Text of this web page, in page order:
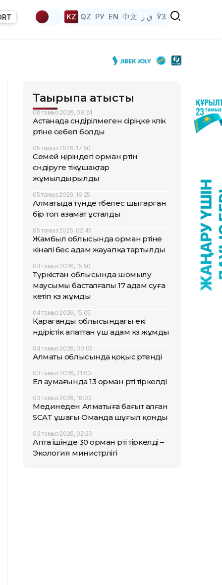
KZ QZ РУ EN 中文 ق ز ЎЗ
Тақырыпқа қатысты
06 тамыз 2026, 09:24
Астанада сөндірілмеген сіріңке көлік
өртіне себеп болды
05 тамыз 2026, 17:50
Семей өңіріндегі орман өртін
сөндіруге тікұшақтар
жұмылдырылды
05 тамыз 2026, 16:25
Алматыда түнде төбелес шығарған
бір топ азамат ұсталды
05 тамыз 2026, 02:45
Жамбыл облысында орман өртіне
кінәлі бес адам жауапқа тартылды
04 тамыз 2026, 15:50
Түркістан облысында шомылу
маусымы басталғалы 17 адам суға
кетіп көз жұмды
04 тамыз 2026, 15:05
Қарағанды облысындағы екі
өндірістік апаттан үш адам көз жұмды
04 тамыз 2026, 00:05
Алматы облысында қоқыс өртенді
03 тамыз 2026, 21:00
Ел аумағында 13 орман өрті тіркелді
03 тамыз 2026, 18:03
Мединеден Алматыға бағыт алған
SCAT ұшағы Оманда шұғыл қонды
03 тамыз 2026, 02:20
Апта ішінде 30 орман өрті тіркелді –
Экология министрлігі